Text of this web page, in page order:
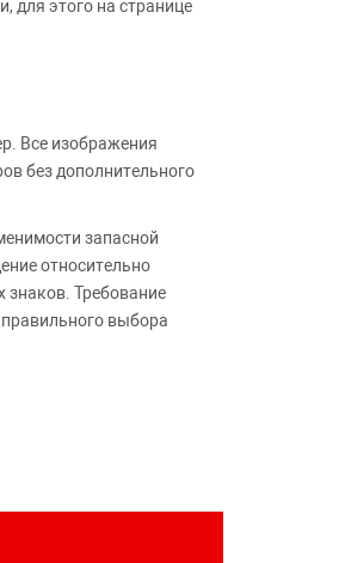
для этого на странице
Все изображения
без дополнительного
запасной
относительно
знаков. Требование
выбора